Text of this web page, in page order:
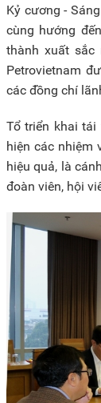
Kỷ cương -
cùng hướng
thành xuất sắc
Petrovietnam
các đồng chí
Tổ triển khai
hiện các nhiệm
hiệu quả, là
đoàn viên, hội